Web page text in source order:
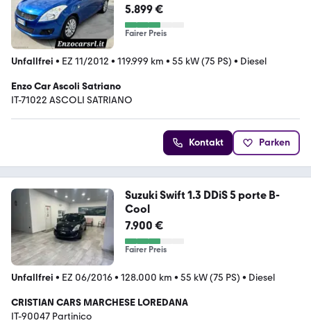
5.899 €
Fairer Preis
Unfallfrei • EZ 11/2012 • 119.999 km • 55 kW (75 PS) • Diesel
Enzo Car Ascoli Satriano
IT-71022 ASCOLI SATRIANO
Kontakt Parken
Suzuki Swift 1.3 DDiS 5 porte B-
Cool
7.900 €
Fairer Preis
Unfallfrei • EZ 06/2016• 128.000 km • 55 kW (75 PS) • Diesel
CRISTIAN CARS MARCHESE LOREDANA
IT-90047 Partinico